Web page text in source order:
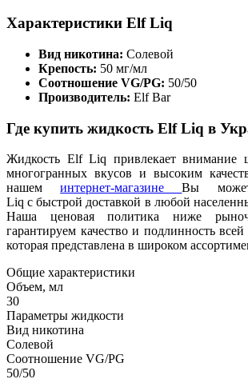
Характеристики Elf Liq
Вид никотина: Солевой
Крепость: 50 мг/мл
Соотношение VG/PG: 50/50
Производитель: Elf Bar
Где купить жидкость Elf Liq в
Жидкость Elf Liq привлекает внимание
многогранных вкусов и высоким
нашеминтернет-магазинеВы
Liq с быстрой доставкой в любой
Наша ценовая политика ниже
гарантируем качество и подлинность
которая представлена в широком
Общие характеристики
Объем, мл
30
Параметры жидкости
Вид никотина
Солевой
Соотношение VG/PG
50/50